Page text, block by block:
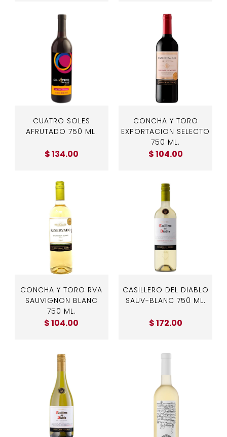
CUATRO SOLES
AFRUTADO 750 ML.
$ 134.00
CONCHA Y TORO
EXPORTACION SELECTO
750 ML.
$ 104.00
CONCHA Y TORO RVA
SAUVIGNON BLANC
750 ML.
$ 104.00
CASILLERO DEL DIABLO
SAUV-BLANC 750 ML.
$ 172.00